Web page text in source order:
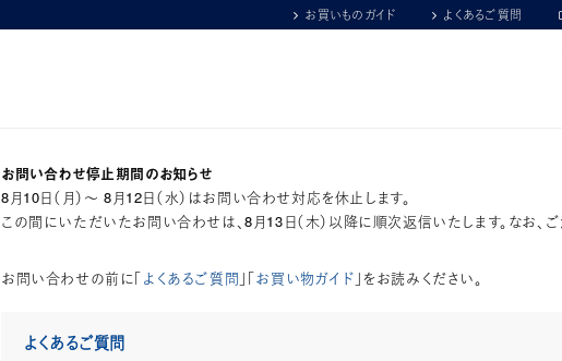
お買いものガイド よくあるご質問
お問い合わせ停止期間のお知らせ
8月10日（月）～ 8月12日（水）はお問い合わせ対応を休止します。
この間にいただいたお問い合わせは、8月13日（木）以降に順次返信いたします。なお、
お問い合わせの前に「よくあるご質問 」「お買い物ガイド 」をお読みください。
よくあるご質問